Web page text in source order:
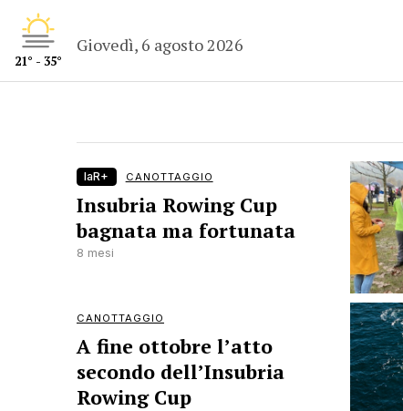
21° - 35°
Giovedì, 6 agosto 2026
laR+ CANOTTAGGIO
Insubria Rowing Cup
bagnata ma fortunata
8 mesi
CANOTTAGGIO
A fine ottobre l’atto
secondo dell’Insubria
Rowing Cup